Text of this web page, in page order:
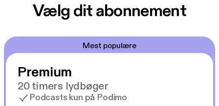
Vælg dit abonnement
Mest populære
Premium
20 timers lydbøger
Podcasts kun på Podimo